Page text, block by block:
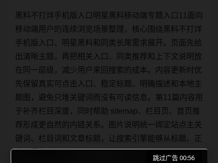
黑料不打烊手机版入口明星黑料移动端专题入口11面向
移动端用户的连续浏览场景整理，核心围绕黑料不打烊
手机版入口、明星黑料和同类长尾需求展开。页面先给
出清晰主题，再把相关入口、同类推荐和上下文说明放
在同一层级，减少用户来回搜索的成本。内容更新时优
先保留真实可点击入口、稳定标题、明确描述和本地主
题图，避免只堆关键词而没有可读信息。第11篇内容用
于补齐栏目深度，同时帮助 sitemap、栏目页、首页推
荐形成更自然的内链关系。图片说明统一绑定站点主关
键词、栏目词和文章标题，让搜索引擎能够从标题、正
文、图片 alt、title
跳过广告 00:56